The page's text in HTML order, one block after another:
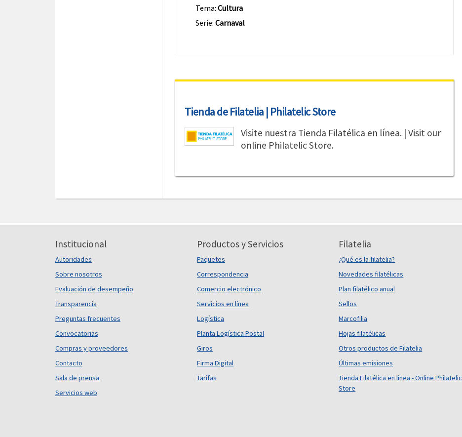
Tema: Cultura
Serie: Carnaval
Tienda de Filatelia | Philatelic Store
Visite nuestra Tienda Filatélica en línea. | Visit our
online Philatelic Store.
Institucional
Autoridades
Sobre nosotros
Evaluación de desempeño
Transparencia
Preguntas frecuentes
Convocatorias
Compras y proveedores
Contacto
Sala de prensa
Servicios web
Productos y Servicios
Paquetes
Correspondencia
Comercio electrónico
Servicios en línea
Logística
Planta Logística Postal
Giros
Firma Digital
Tarifas
Filatelia
¿Qué es la filatelia?
Novedades filatélicas
Plan filatélico anual
Sellos
Marcofilia
Hojas filatélicas
Otros productos de Filatelia
Últimas emisiones
Tienda Filatélica en línea - Online Philatelic
Store